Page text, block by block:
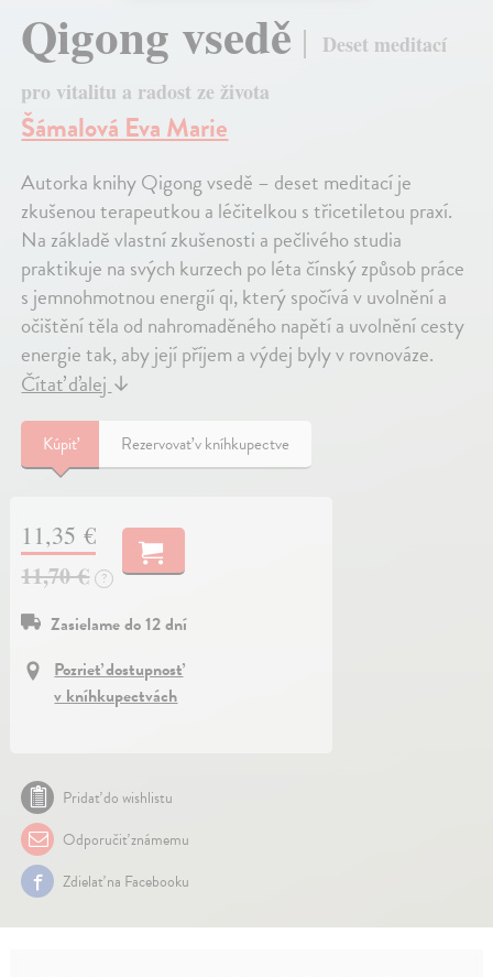
Qigong vsedě
Deset meditací
pro vitalitu a radost ze života
Šámalová Eva Marie
Autorka knihy Qigong vsedě – deset meditací je
zkušenou terapeutkou a léčitelkou s třicetiletou praxí.
Na základě vlastní zkušenosti a pečlivého studia
praktikuje na svých kurzech po léta čínský způsob práce
s jemnohmotnou energií qi, který spočívá v uvolnění a
očištění těla od nahromaděného napětí a uvolnění cesty
energie tak, aby její příjem a výdej byly v rovnováze.
Čítať ďalej ↓
Kúpiť Rezervovať v kníhkupectve
11,35 €
11,70 €
?
Zasielame do 12 dní
Pozrieť dostupnosť
v kníhkupectvách
Pridať do wishlistu
Odporučiť známemu
Zdielať na Facebooku